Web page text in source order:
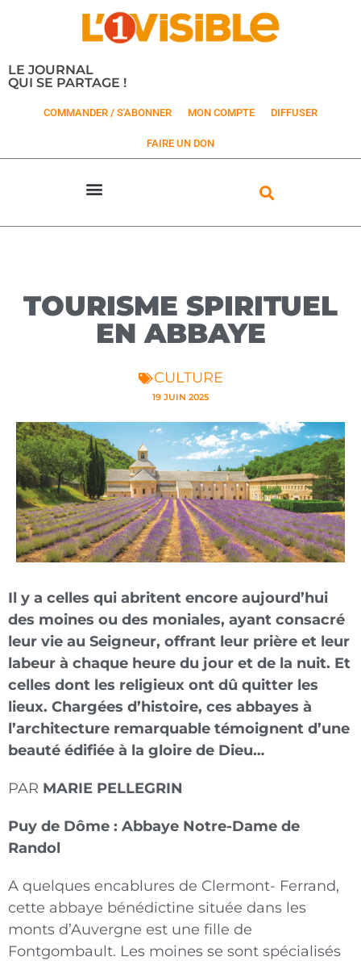
LE JOURNAL
QUI SE PARTAGE !
COMMANDER / S'ABONNER MON COMPTE DIFFUSER
FAIRE UN DON
TOURISME SPIRITUEL
EN ABBAYE
CULTURE
19 JUIN 2025
Il y a celles qui abritent encore aujourd’hui
des moines ou des moniales, ayant consacré
leur vie au Seigneur, offrant leur prière et leur
labeur à chaque heure du jour et de la nuit. Et
celles dont les religieux ont dû quitter les
lieux. Chargées d’histoire, ces abbayes à
l’architecture remarquable témoignent d’une
beauté édifiée à la gloire de Dieu…
PAR MARIE PELLEGRIN
Puy de Dôme : Abbaye Notre-Dame de
Randol
A quelques encablures de Clermont- Ferrand,
cette abbaye bénédictine située dans les
monts d’Auvergne est une fille de
Fontgombault. Les moines se sont spécialisés